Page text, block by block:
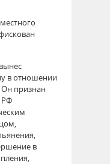
в отношении
Он признан
РФ
в